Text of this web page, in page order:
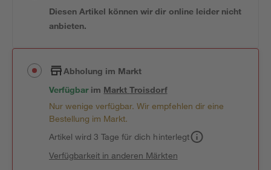
Diesen Artikel können wir dir online leider nicht
anbieten.
Abholung im Markt
Verfügbar im MarktTroisdorf
Nur wenige verfügbar. Wir empfehlen dir eine
Bestellung im Markt.
Artikel wird 3 Tage für dich hinterlegt
Verfügbarkeit in anderen Märkten